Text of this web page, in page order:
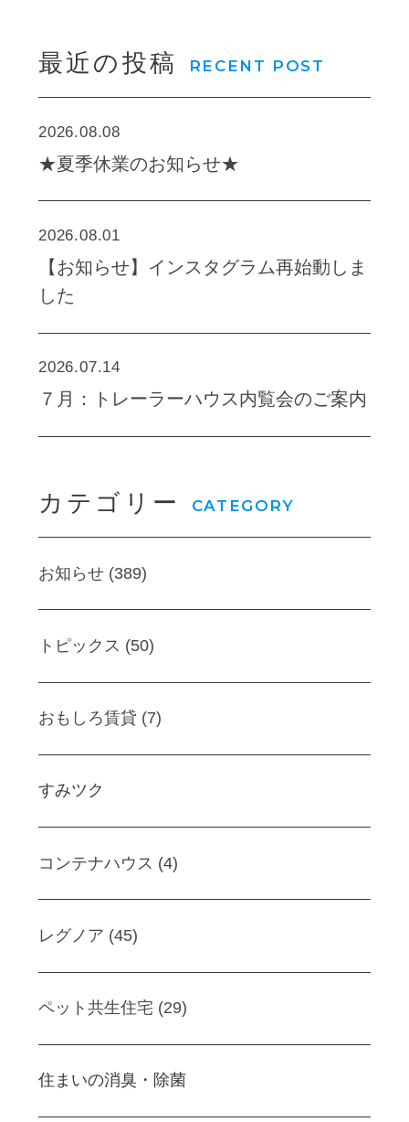
最近の投稿 RECENT POST
2026.08.08
★夏季休業のお知らせ★
2026.08.01
【お知らせ】インスタグラム再始動しま
した
2026.07.14
７月：トレーラーハウス内覧会のご案内
カテゴリー CATEGORY
お知らせ (389)
トピックス (50)
おもしろ賃貸 (7)
すみツク
コンテナハウス (4)
レグノア (45)
ペット共生住宅 (29)
住まいの消臭・除菌